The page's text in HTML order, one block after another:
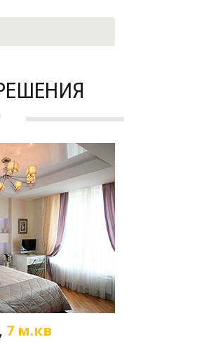
7 м.кв